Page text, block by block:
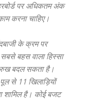
पर अधिकतम अंक
करना चाहिए।
के क्रम पर
बहस वाला हिस्सा
बदल सकता है।
से 11 खिलाड़ियों
शामिल है। कोई बजट